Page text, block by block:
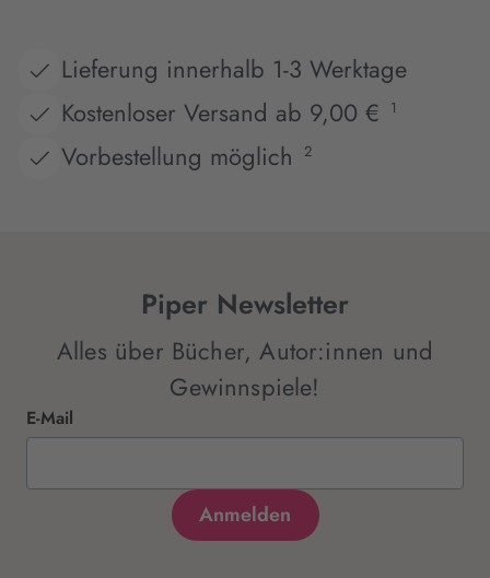
Lieferung innerhalb 1-3 Werktage
Kostenloser Versand ab 9,00 €
1
Vorbestellung möglich 2
Piper Newsletter
Alles über Bücher, Autor:innen und
Gewinnspiele!
E-Mail